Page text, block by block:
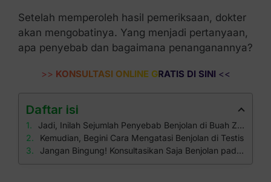
Setelah memperoleh hasil pemeriksaan, dokter
akan mengobatinya. Yang menjadi pertanyaan,
apa penyebab dan bagaimana penanganannya?
>> KONSULTASI ONLINE GRATIS DI SINI <<
Daftar isi
Jadi, Inilah Sejumlah Penyebab Benjolan di Buah Zakar
Kemudian, Begini Cara Mengatasi Benjolan di Testis
Jangan Bingung! Konsultasikan Saja Benjolan pada Buah Zakar di Klinik Apollo